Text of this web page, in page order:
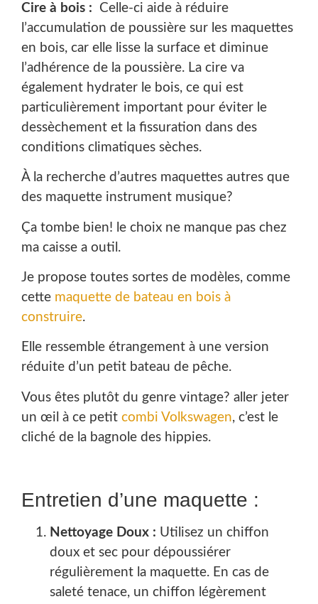
Cire à bois : Celle-ci aide à réduire
l’accumulation de poussière sur les maquettes
en bois, car elle lisse la surface et diminue
l’adhérence de la poussière. La cire va
également hydrater le bois, ce qui est
particulièrement important pour éviter le
dessèchement et la fissuration dans des
conditions climatiques sèches.
À la recherche d’autres maquettes autres que
des maquette instrument musique?
Ça tombe bien! le choix ne manque pas chez
ma caisse a outil.
Je propose toutes sortes de modèles, comme
cette maquette de bateau en bois à
construire.
Elle ressemble étrangement à une version
réduite d’un petit bateau de pêche.
Vous êtes plutôt du genre vintage? aller jeter
un œil à ce petit combi Volkswagen, c’est le
cliché de la bagnole des hippies.
Entretien d’une maquette :
Nettoyage Doux : Utilisez un chiffon
doux et sec pour dépoussiérer
régulièrement la maquette. En cas de
saleté tenace, un chiffon légèrement